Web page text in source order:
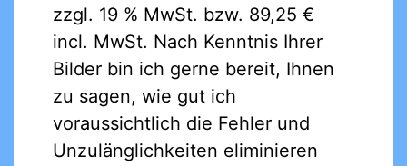
zzgl. 19 % MwSt. bzw. 89,25 €
incl. MwSt. Nach Kenntnis Ihrer
Bilder bin ich gerne bereit, Ihnen
zu sagen, wie gut ich
voraussichtlich die Fehler und
Unzulänglichkeiten eliminieren